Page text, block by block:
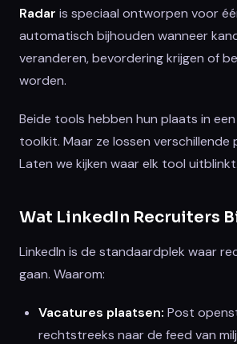
Radar is speciaal ontworpen voor
automatisch bijhouden wanneer
veranderen, bevordering krijgen of
worden.
Beide tools hebben hun plaats in
toolkit. Maar ze lossen verschillende
Laten we kijken waar elk tool uitblinkt.
Wat LinkedIn Recruiters
LinkedIn is de standaardplek waar
gaan. Waarom:
Vacatures plaatsen: Post
rechtstreeks naar de feed van